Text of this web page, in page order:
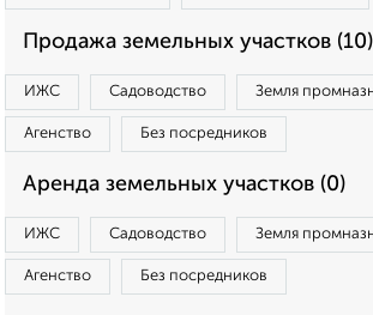
Продажа земельных участков (10)
ИЖС Садоводство Земля
Агенство Без посредников
Аренда земельных участков (0)
ИЖС Садоводство Земля
Агенство Без посредников